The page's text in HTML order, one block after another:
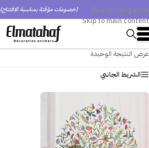
Skip to navigation
Skip to main content
(خصومات مؤقتة بمناسبة الافتتاح)
عرض النتيجة الوحيدة
الشريط الجانبي